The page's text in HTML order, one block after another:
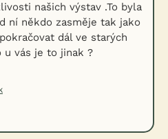
našich výstav .To byla
ní někdo zasměje tak jako
dál ve starých
u vás je to jinak ?